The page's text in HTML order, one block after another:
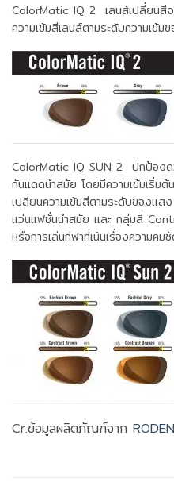
ColorMatic IQ 2 เลนส์เปลี่ยนสี
ความเข้มสีเลนส์ตามระดับความเข้
ColorMatic IQ SUN 2 ปกป้อง
กันแดดนำสมัย โดยมีความเข้มเริ่
เปลี่ยนความเข้มสีตามระดับของแ
แว่นแฟชั่นนำสมัย และ กลุ่มสี
หรือการเล่นกีฬาที่เน้นเรื่องความคม
Cr.ข้อมูลผลิตภัณฑ์จาก